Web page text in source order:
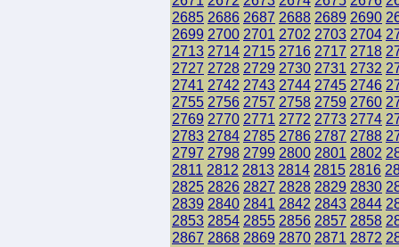
2685 2686 2687 2688 2689 2690
2699 2700 2701 2702 2703 2704
2713 2714 2715 2716 2717 2718
2727 2728 2729 2730 2731 2732
2741 2742 2743 2744 2745 2746
2755 2756 2757 2758 2759 2760
2769 2770 2771 2772 2773 2774
2783 2784 2785 2786 2787 2788
2797 2798 2799 2800 2801 2802
2811 2812 2813 2814 2815 2816
2825 2826 2827 2828 2829 2830
2839 2840 2841 2842 2843 2844
2853 2854 2855 2856 2857 2858
2867 2868 2869 2870 2871 2872